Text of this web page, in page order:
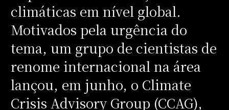
climáticas em nível global.
Motivados pela urgência do
tema, um grupo de cientistas de
renome internacional na área
lançou, em junho, o Climate
Crisis Advisory Group (CCAG),